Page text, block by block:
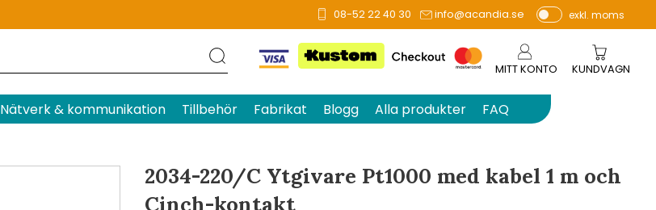
08-52 22 40 30 info@acandia.se
P
e
r
vi
s
exkl. moms
MITT KONTO KUNDVAGN
Nätverk & kommunikation Tillbehör Fabrikat Blogg Alla produkter FAQ
2034-220/C Ytgivare Pt1000 med kabel 1 m och
Cinch-kontakt
Baserat på 0 betyg.